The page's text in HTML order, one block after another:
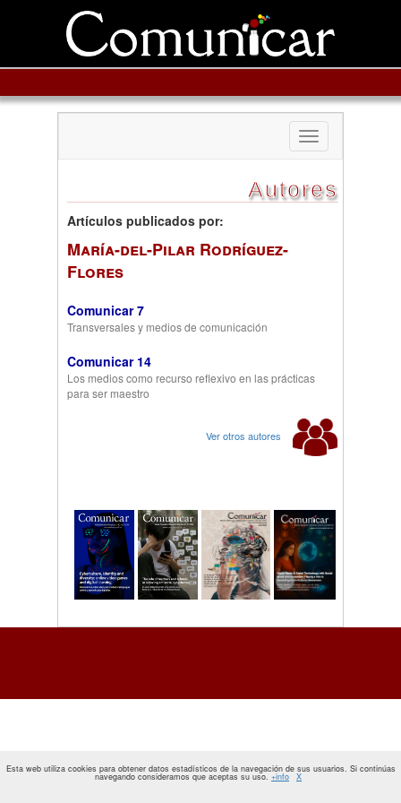
Toggle
navigation
Autores
Artículos publicados por:
María-del-Pilar Rodríguez-
Flores
Comunicar 7
Transversales y medios de comunicación
Comunicar 14
Los medios como recurso reflexivo en las prácticas
para ser maestro
Ver otros autores
Esta web utiliza cookies para obtener datos estadísticos de la navegación de sus usuarios. Si continúas
navegando consideramos que aceptas su uso. +info X